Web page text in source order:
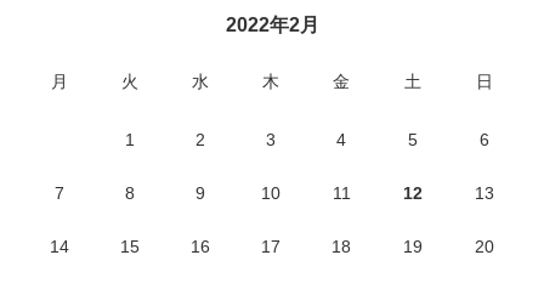
2022年2月
月 火 水 木 金 土 日
1 2 3 4 5 6
7 8 9 10 11 12 13
14 15 16 17 18 19 20